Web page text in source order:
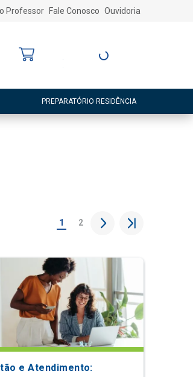
Professor Fale Conosco Ouvidoria
Entre ou Cadastre-
PREPARATÓRIO RESIDÊNCIA
1 2
e Atendimento: